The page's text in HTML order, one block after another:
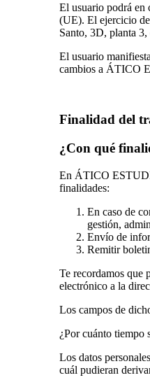
El usuario podrá en
(UE). El ejercicio
Santo, 3D, planta
El usuario
cambios a ÁTICO
Finalidad del
¿Con qué
En ÁTICO
finalidades:
En caso de
gestión,
Envío de
Remitir
Te recordamos que
electrónico a la
Los campos de
¿Por cuánto tiempo
Los datos
cuál pudieran